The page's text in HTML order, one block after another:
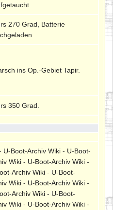
270 Grad, Batterie
ins Op.-Gebiet Tapir.
350 Grad.
U-Boot-Archiv Wiki - U-Boot-
Wiki - U-Boot-Archiv Wiki -
Archiv Wiki - U-Boot-
Wiki - U-Boot-Archiv Wiki -
Archiv Wiki - U-Boot-
Wiki - U-Boot-Archiv Wiki -